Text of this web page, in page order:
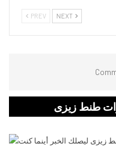
PREV NEXT
طنط زيزى